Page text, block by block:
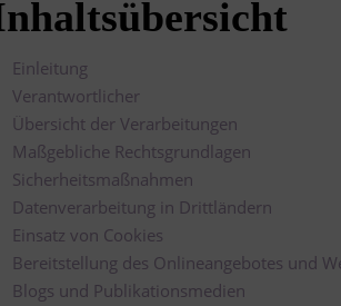
Einleitung
Verantwortlicher
Übersicht der Verarbeitungen
Maßgebliche Rechtsgrundlagen
Sicherheitsmaßnahmen
Datenverarbeitung in Drittländern
Einsatz von Cookies
Bereitstellung des Onlineangebotes und
Blogs und Publikationsmedien